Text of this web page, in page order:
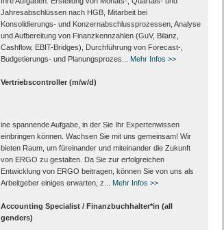
Jahresabschlüssen nach HGB, Mitarbeit bei
Konsolidierungs‑ und Konzernabschlussprozessen, Analyse
und Aufbereitung von Finanzkennzahlen (GuV, Bilanz,
Cashflow, EBIT-Bridges), Durchführung von Forecast‑,
Budgetierungs‑ und Planungsprozes...
Mehr Infos >>
Vertriebscontroller (m/w/d)
ine spannende Aufgabe, in der Sie Ihr Expertenwissen
einbringen können. Wachsen Sie mit uns gemeinsam! Wir
bieten Raum, um füreinander und miteinander die Zukunft
von ERGO zu gestalten. Da Sie zur erfolgreichen
Entwicklung von ERGO beitragen, können Sie von uns als
Arbeitgeber einiges erwarten, z...
Mehr Infos >>
Accounting Specialist / Finanzbuchhalter*in (all
genders)